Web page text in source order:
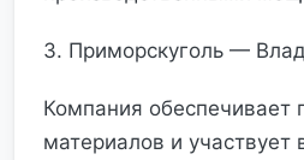
3. Приморскуголь —
Компания обеспечивает
материалов и участвует